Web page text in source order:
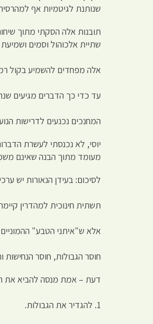
שנותנת לגיטמיות אף
תובנות אלה הסקתי מתוך
שתיית אלכוהול וסמים
אלה מפחדים להשמיע בקול
עד כדי כך הדברים מגיעים
המחנכים נכנעים לדרישות
יוסי, לא נכנסתי לעשרת
מעומד מתוך הבנה שאינם
לסיכום: בעידן הנאורות יש
תשתית חינוכית למהדרין
אלא ש"איתני הטבע"
חוסר הגבולות, חוסר
דעת – אמת מנסה להביא את
1. להגדיר את הגבולות.